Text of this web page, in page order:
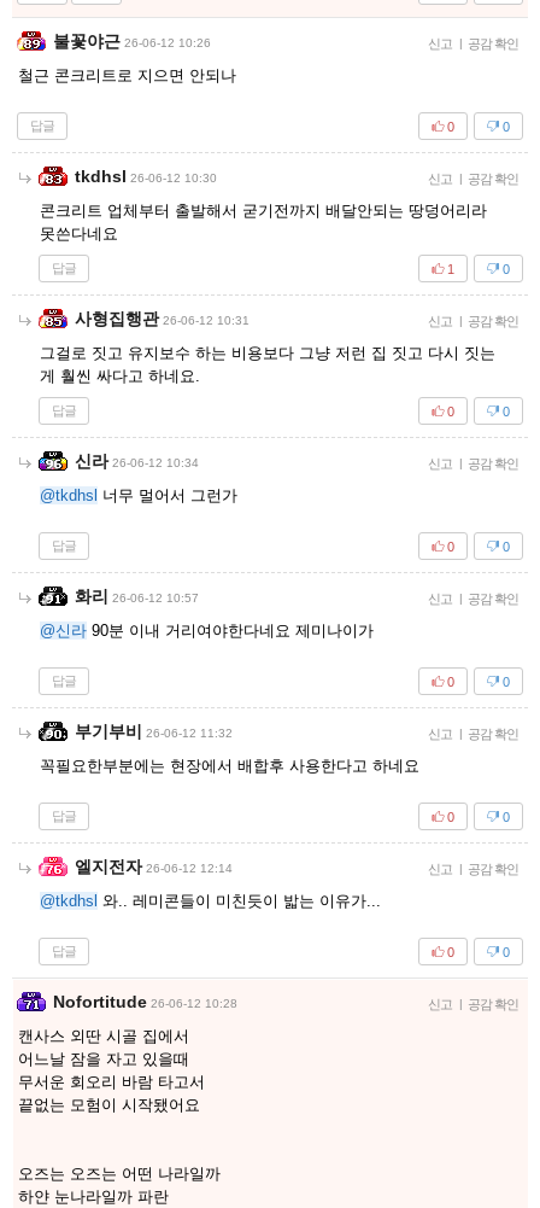
불꽃야근 26-06-12 10:26 신고 | 공감 확인
철근 콘크리트로 지으면 안되나
답글 0
0
tkdhsl 26-06-12 10:30 신고 | 공감 확인
콘크리트 업체부터 출발해서 굳기전까지 배달안되는 땅덩어리라
못쓴다네요
답글 0
1
사형집행관 26-06-12 10:31 신고 | 공감 확인
그걸로 짓고 유지보수 하는 비용보다 그냥 저런 집 짓고 다시 짓는
게 훨씬 싸다고 하네요.
답글 0
0
신라 26-06-12 10:34 신고 | 공감 확인
@tkdhsl 너무 멀어서 그런가
답글 0
0
화리 26-06-12 10:57 신고 | 공감 확인
@신라 90분 이내 거리여야한다네요 제미나이가
답글 0
0
부기부비 26-06-12 11:32 신고 | 공감 확인
꼭필요한부분에는 현장에서 배합후 사용한다고 하네요
답글 0
0
엘지전자 26-06-12 12:14 신고 | 공감 확인
@tkdhsl 와.. 레미콘들이 미친듯이 밟는 이유가...
답글 0
0
Nofortitude 26-06-12 10:28 신고 | 공감 확인
캔사스 외딴 시골 집에서
어느날 잠을 자고 있을때
무서운 회오리 바람 타고서
끝없는 모험이 시작됐어요
오즈는 오즈는 어떤 나라일까
하얀 눈나라일까 파란